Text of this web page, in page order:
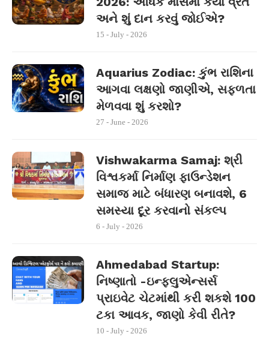
અને શું દાન કરવું જોઈએ?
15 - July - 2026
Aquarius Zodiac: કુંભ રાશિના
આગવા લક્ષણો જાણીએ, સફળતા
મેળવવા શું કરશો?
27 - June - 2026
Vishwakarma Samaj: શ્રી
વિશ્વકર્મા નિર્માણ ફાઉન્ડેશન
સમાજ માટે બંધારણ બનાવશે, 6
સમસ્યા દૂર કરવાનો સંકલ્પ
6 - July - 2026
Ahmedabad Startup:
નિષ્ણાતો -ઇન્ફ્લુએન્સર્સ
પ્રાઇવેટ ચેટમાંથી કરી શકશે 100
ટકા આવક, જાણો કેવી રીતે?
10 - July - 2026